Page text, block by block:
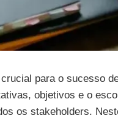
para o sucesso
objetivos e o
os stakeholders.